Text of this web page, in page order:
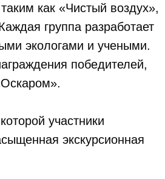
как «Чистый воздух»,
группа разработает
экологами и учеными.
победителей,
участники
экскурсионная